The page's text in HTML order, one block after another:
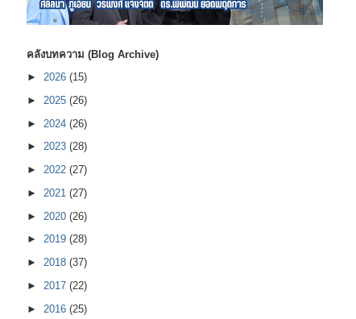
คลังบทความ (Blog Archive)
► 2026 (15)
► 2025 (26)
► 2024 (26)
► 2023 (28)
► 2022 (27)
► 2021 (27)
► 2020 (26)
► 2019 (28)
► 2018 (37)
► 2017 (22)
► 2016 (25)